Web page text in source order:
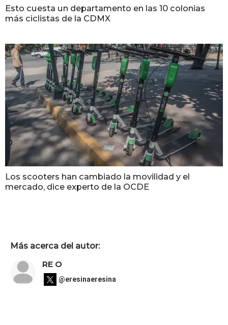
Esto cuesta un departamento en las 10 colonias
más ciclistas de la CDMX
Los scooters han cambiado la movilidad y el
mercado, dice experto de la OCDE
Más acerca del autor:
RE O
@eresinaeresina